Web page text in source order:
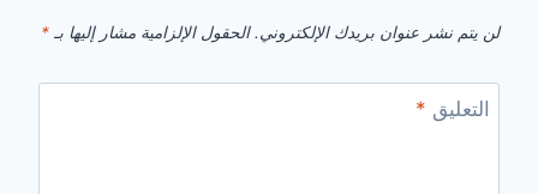
لن يتم نشر عنوان بريدك الإلكتروني. الحقول الإلزامية مشار إليها بـ *
التعليق *